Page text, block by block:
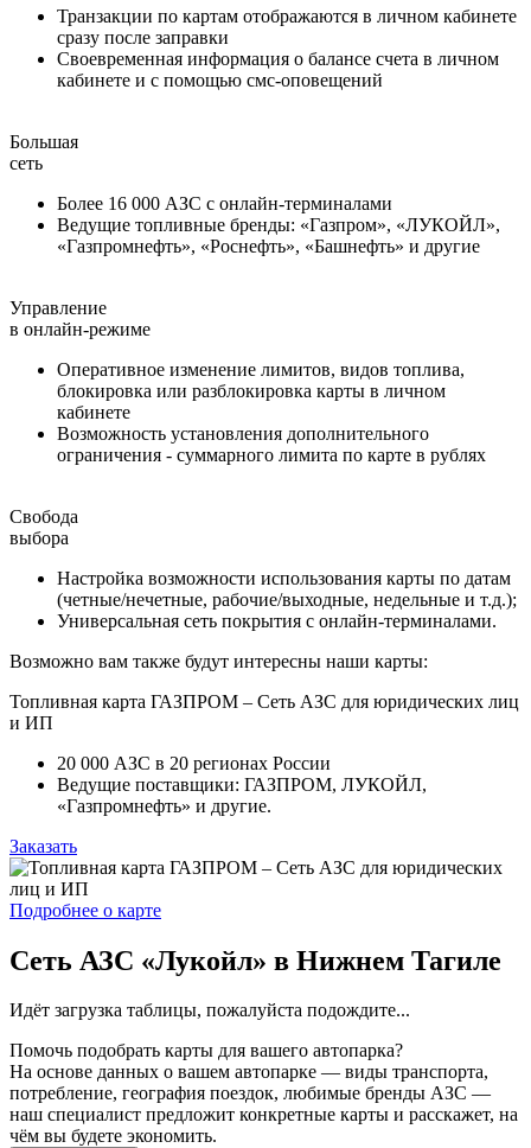
Транзакции по картам отображаются в личном кабинете
сразу после заправки
Своевременная информация о балансе счета в личном
кабинете и с помощью смс-оповещений
Большая
сеть
Более 16 000 АЗС с онлайн-терминалами
Ведущие топливные бренды: «Газпром», «ЛУКОЙЛ»,
«Газпромнефть», «Роснефть», «Башнефть» и другие
Управление
в онлайн-режиме
Оперативное изменение лимитов, видов топлива,
блокировка или разблокировка карты в личном
кабинете
Возможность установления дополнительного
ограничения - суммарного лимита по карте в рублях
Свобода
выбора
Настройка возможности использования карты по датам
(четные/нечетные, рабочие/выходные, недельные и т.д.);
Универсальная сеть покрытия с онлайн-терминалами.
Возможно вам также будут интересны наши карты:
Топливная карта ГАЗПРОМ – Сеть АЗС для юридических лиц
и ИП
20 000 АЗС в 20 регионах России
Ведущие поставщики: ГАЗПРОМ, ЛУКОЙЛ,
«Газпромнефть» и другие.
Заказать
Подробнее о карте
Сеть АЗС «Лукойл» в Нижнем Тагиле
Идёт загрузка таблицы, пожалуйста подождите...
Помочь подобрать карты для вашего автопарка?
На основе данных о вашем автопарке — виды транспорта,
потребление, география поездок, любимые бренды АЗС —
наш специалист предложит конкретные карты и расскажет, на
чём вы будете экономить.